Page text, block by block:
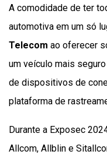
A comodidade de ter
automotiva em um só
Telecom ao oferecer
um veículo mais
de dispositivos de
plataforma de
Durante a Exposec
Allcom, Allblin e